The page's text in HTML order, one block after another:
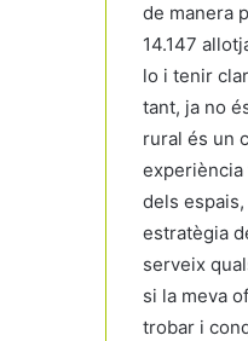
de manera
14.147
lo i tenir
tant, ja no
rural és un
experiència
dels
estratègia
serveix
si la meva
trobar i